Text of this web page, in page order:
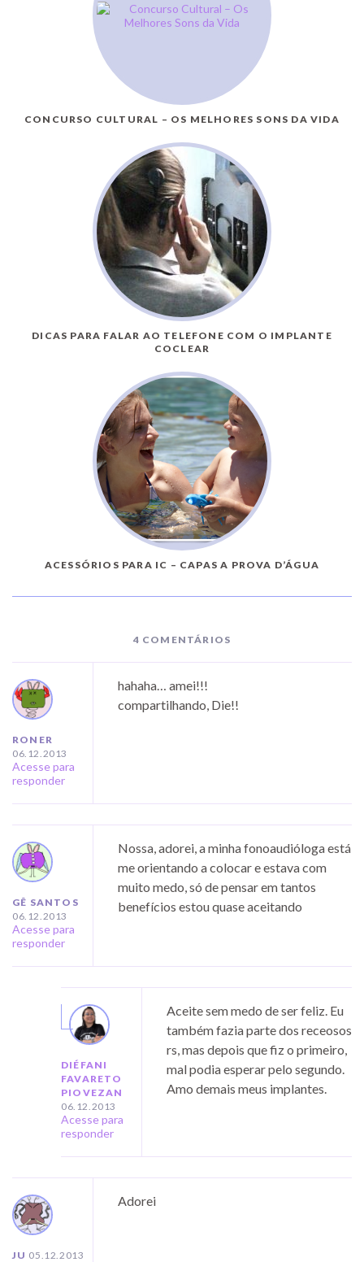
CONCURSO CULTURAL – OS MELHORES SONS DA VIDA
DICAS PARA FALAR AO TELEFONE COM O IMPLANTE
COCLEAR
ACESSÓRIOS PARA IC – CAPAS A PROVA D’ÁGUA
4 COMENTÁRIOS
RONER
06.12.2013
Acesse para
responder
hahaha… amei!!!
compartilhando, Die!!
GÊ SANTOS
06.12.2013
Acesse para
responder
Nossa, adorei, a minha fonoaudióloga está
me orientando a colocar e estava com
muito medo, só de pensar em tantos
benefícios estou quase aceitando
DIÉFANI
FAVARETO
PIOVEZAN
06.12.2013
Acesse para
responder
Aceite sem medo de ser feliz. Eu
também fazia parte dos receosos
rs, mas depois que fiz o primeiro,
mal podia esperar pelo segundo.
Amo demais meus implantes.
JU 05.12.2013
Adorei